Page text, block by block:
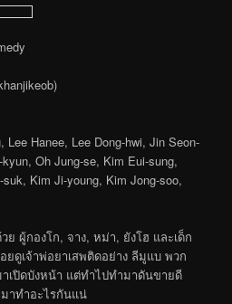
Lee Hanee, Lee Dong-hwi, Jin Seon-
Oh Jung-se, Kim Eui-sung,
Kim Ji-young, Kim Jong-soo,
ย ผู้กองโก, จาง, หม่า, ยังโฮ และเด็ก
ดูเจ้าพ่อยาเสพติดอย่าง ลีมูแบ พวก
เปิดบังหน้า แต่ทำไปทำมาดันขายดี
าทำอะไรกันแน่